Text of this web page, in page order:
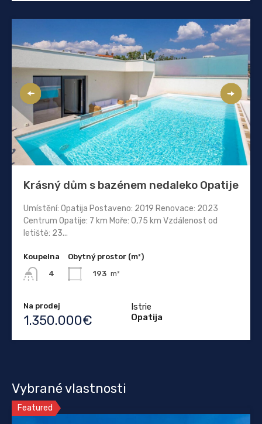
Krásný dům s bazénem nedaleko Opatije
Umístění: Opatija Postaveno: 2019 Renovace: 2023
Centrum Opatije: 7 km Moře: 0,75 km Vzdálenost od
letiště: 23...
Koupelna
4
Obytný prostor (m²)
193 m²
Na prodej
1.350.000€
Istrie
Opatija
Vybrané vlastnosti
Featured